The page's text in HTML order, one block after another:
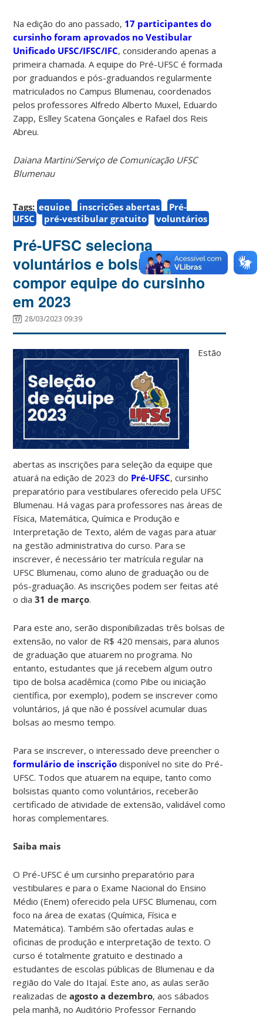
Na edição do ano passado, 17 participantes do
cursinho foram aprovados no Vestibular
Unificado UFSC/IFSC/IFC, considerando apenas a
primeira chamada. A equipe do Pré-UFSC é formada
por graduandos e pós-graduandos regularmente
matriculados no Campus Blumenau, coordenados
pelos professores Alfredo Alberto Muxel, Eduardo
Zapp, Eslley Scatena Gonçales e Rafael dos Reis
Abreu.
Daiana Martini/Serviço de Comunicação UFSC
Blumenau
Tags: equipe inscrições abertas
Pré-
UFSC
pré-vestibular gratuito voluntários
Pré-UFSC seleciona
voluntários e bolsistas para
compor equipe do cursinho
em 2023
28/03/2023 09:39
Estão
abertas as inscrições para seleção da equipe que
atuará na edição de 2023 do Pré-UFSC, cursinho
preparatório para vestibulares oferecido pela UFSC
Blumenau. Há vagas para professores nas áreas de
Física, Matemática, Química e Produção e
Interpretação de Texto, além de vagas para atuar
na gestão administrativa do curso. Para se
inscrever, é necessário ter matrícula regular na
UFSC Blumenau, como aluno de graduação ou de
pós-graduação. As inscrições podem ser feitas até
o dia31 de março.
Para este ano, serão disponibilizadas três bolsas de
extensão, no valor de R$ 420 mensais, para alunos
de graduação que atuarem no programa. No
entanto, estudantes que já recebem algum outro
tipo de bolsa acadêmica (como Pibe ou iniciação
científica, por exemplo), podem se inscrever como
voluntários, já que não é possível acumular duas
bolsas ao mesmo tempo.
Para se inscrever, o interessado deve preencher o
formulário de inscrição disponível no site do Pré-
UFSC. Todos que atuarem na equipe, tanto como
bolsistas quanto como voluntários, receberão
certificado de atividade de extensão, validável como
horas complementares.
Saiba mais
O Pré-UFSC é um cursinho preparatório para
vestibulares e para o Exame Nacional do Ensino
Médio (Enem) oferecido pela UFSC Blumenau, com
foco na área de exatas (Química, Física e
Matemática). Também são ofertadas aulas e
oficinas de produção e interpretação de texto. O
curso é totalmente gratuito e destinado a
estudantes de escolas públicas de Blumenau e da
região do Vale do Itajaí. Este ano, as aulas serão
realizadas deagosto a dezembro, aos sábados
pela manhã, no Auditório Professor Fernando